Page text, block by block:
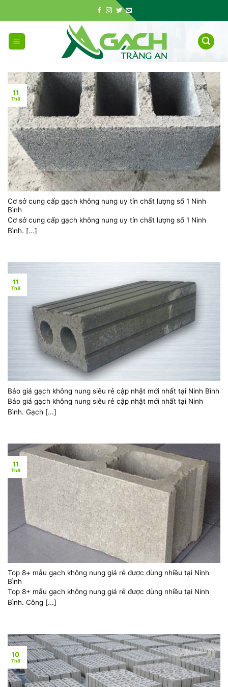
to
content
Cơ sở cung cấp gạch không nung uy tín chất lượng số 1 Ninh
Bình
Cơ sở cung cấp gạch không nung uy tín chất lượng số 1 Ninh
Bình. [...]
11
Th8
Báo giá gạch không nung siêu rẻ cập nhật mới nhất tại Ninh Bình
Báo giá gạch không nung siêu rẻ cập nhật mới nhất tại Ninh
Bình. Gạch [...]
11
Th8
Top 8+ mẫu gạch không nung giá rẻ được dùng nhiều tại Ninh
Bình
Top 8+ mẫu gạch không nung giá rẻ được dùng nhiều tại Ninh
Bình. Công [...]
11
Th8
10
Th8